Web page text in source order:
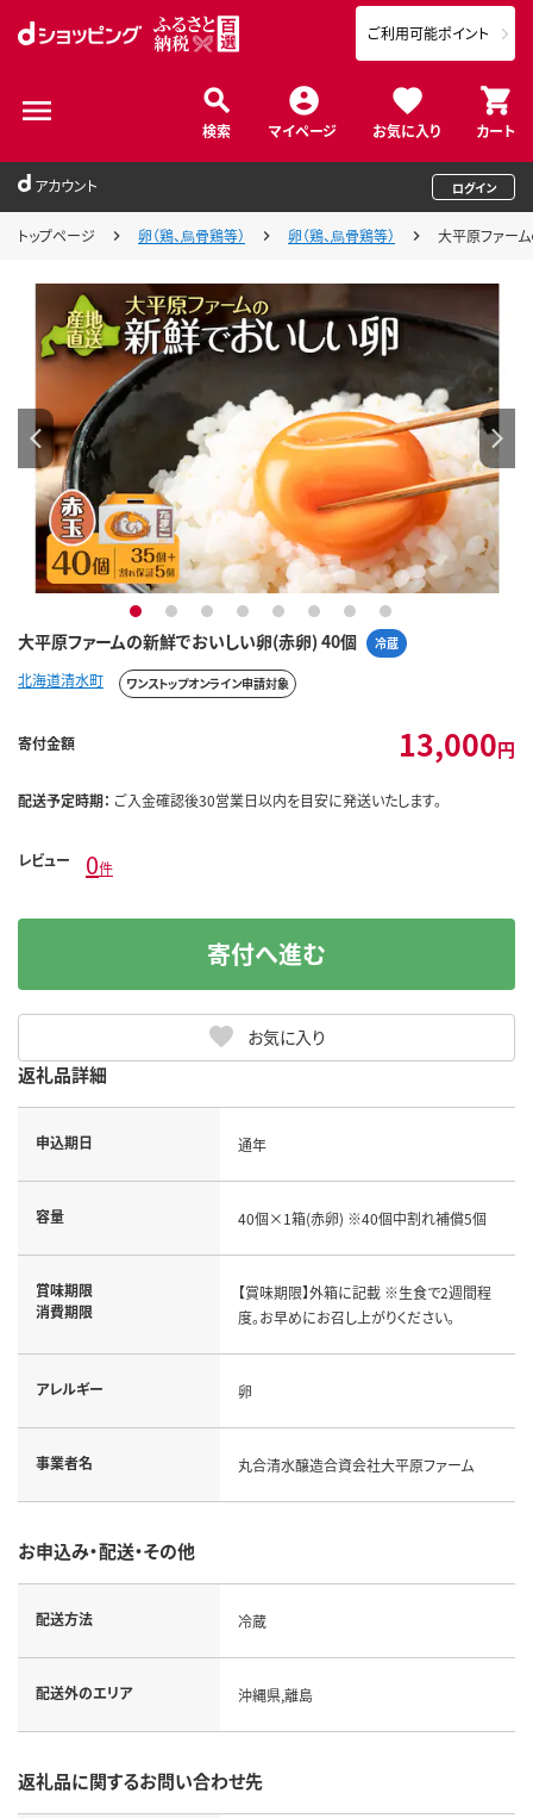
検索 マイページ お気に入り カート
ご利用可能ポイント
アカウント ログイン
トップページ 卵（鶏、烏骨鶏等） 卵（鶏、烏骨鶏等） 大平原ファー
大平原ファームの新鮮でおいしい卵(赤卵) 40個 冷蔵
1 2 3 4 5 6 7 8
北海道清水町 ワンストップオンライン申請対象
寄付金額 13,000円
配送予定時期： ご入金確認後30営業日以内を目安に発送いたします。
レビュー 0件
お気に入り
寄付へ進む
返礼品詳細
申込期日 通年
容量 40個×1箱(赤卵) ※40個中割れ補償5個
賞味期限
消費期限
【賞味期限】外箱に記載 ※生食で2週間程
度。お早めにお召し上がりください。
アレルギー 卵
事業者名 丸合清水醸造合資会社大平原ファーム
お申込み・配送・その他
配送方法 冷蔵
配送外のエリア 沖縄県,離島
返礼品に関するお問い合わせ先